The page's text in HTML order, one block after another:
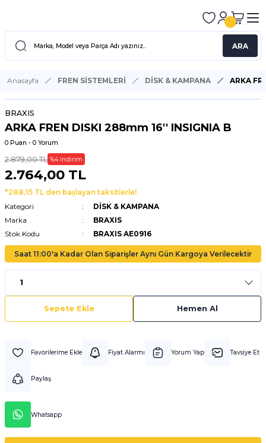
ARA
Anasayfa FREN SİSTEMLERİ DİSK & KAMPANA ARKA
BRAXIS
ARKA FREN DISKI 288mm 16'' INSIGNIA B
0 Puan - 0 Yorum
2.879,00 TL %4 İndirim
2.764,00 TL
*288,15 TL den başlayan taksitlerle!
Kategori
DİSK & KAMPANA
Marka
BRAXIS
Stok Kodu
BRAXIS AE0916
Saat 11:00'a Kadar Olan Siparişler Aynı Gün Kargoya Verilecektir
Sepete Ekle Hemen Al
Fiyat Alarmı Yorum Yap Tavsiye Et
Paylaş
Whatsapp